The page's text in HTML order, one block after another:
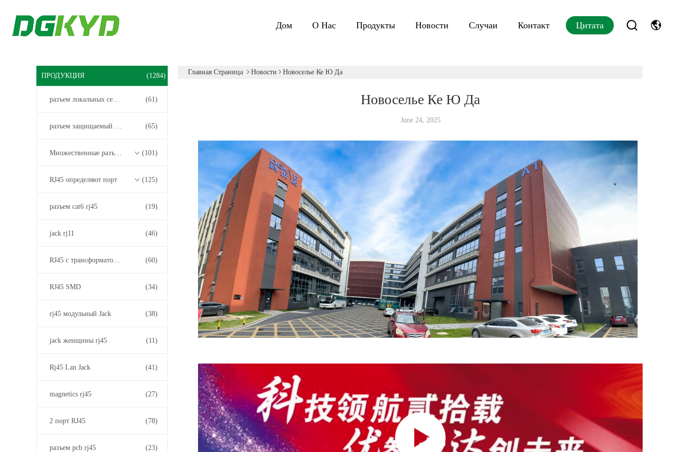
Дом О Нас Продукты Новости Случаи Контакт Цитата
ПРОДУКЦИЯ (1284)
разъем локальных сетей rj45 (61)
разъем защищаемый rj45 (65)
Множественные разъемы порта RJ45 (101)
RJ45 определяют порт (125)
разъем cat6 rj45 (19)
jack rj11 (46)
RJ45 с трансформатором (60)
RJ45 SMD (34)
rj45 модульный Jack (38)
jack женщины rj45 (11)
Rj45 Lan Jack (41)
magnetics rj45 (27)
2 порт RJ45 (78)
разъем pcb rj45 (23)
Главная Страница Новости Новоселье Ке Ю Да
Новоселье Ке Ю Да
June 24, 2025